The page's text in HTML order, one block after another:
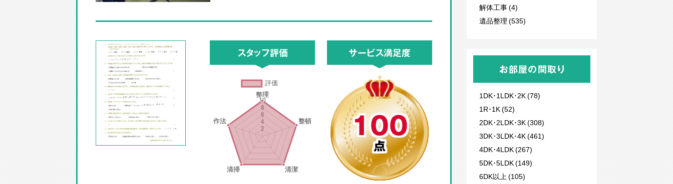
スタッフ評価 サービス満足度
100
点
解体工事 (4)
遺品整理 (535)
お部屋の間取り
1DK･1LDK･2K (78)
1R･1K (52)
2DK･2LDK･3K (308)
3DK･3LDK･4K (461)
4DK･4LDK (267)
5DK･5LDK (149)
6DK以上 (105)